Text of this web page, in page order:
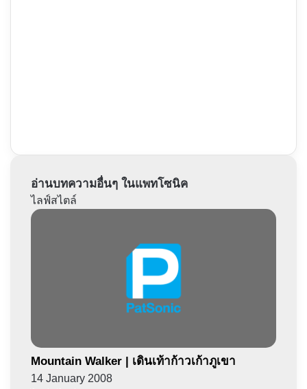
อ่านบทความอื่นๆ ในแพทโซนิค
ไลฟ์สไตล์
Mountain Walker | เดินเท้าก้าวเก้าภูเขา
14 January 2008